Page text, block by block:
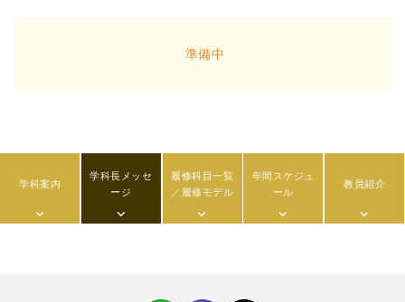
準備中
学科案内
学科長メッセ
ージ
履修科目一覧
／履修モデル
年間スケジュ
ール
教員紹介